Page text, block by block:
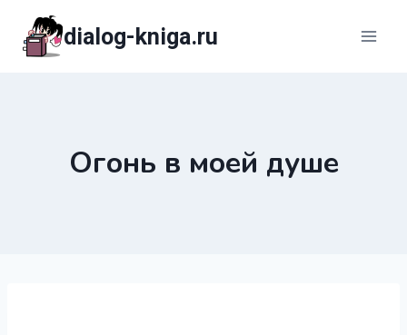
содержимому
dialog-kniga.ru
Огонь в моей душе